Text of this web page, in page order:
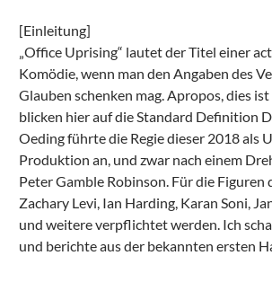
[Einleitung]
„Office Uprising“ lautet der Titel einer
Komödie, wenn man den Angaben des
Glauben schenken mag. Apropos, dies
blicken hier auf die Standard Definition
Oeding führte die Regie dieser 2018 als
Produktion an, und zwar nach einem
Peter Gamble Robinson. Für die Figuren
Zachary Levi, Ian Harding, Karan Soni,
und weitere verpflichtet werden. Ich
und berichte aus der bekannten ersten